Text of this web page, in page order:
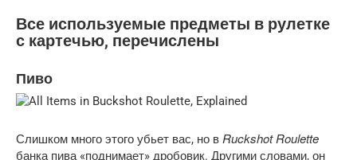
Все используемые предметы в рулетке
с картечью, перечислены
Пиво
Слишком много этого убьет вас, но в Ruckshot Roulette
банка пива «поднимает» дробовик. Другими словами, он